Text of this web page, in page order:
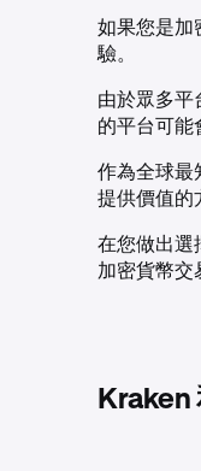
如果您是加
驗。
由於眾多
的平台可能
作為全球最
提供價值的
在您做出選
加密貨幣交
Kraken